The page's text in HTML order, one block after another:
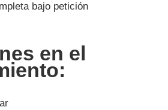
bajo petición
en el